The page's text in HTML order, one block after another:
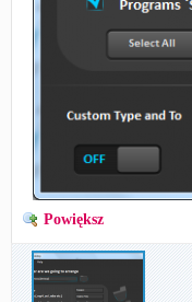
Powiększ